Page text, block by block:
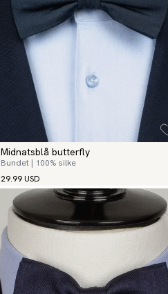
Midnatsblå butterfly
Bundet | 100% silke
29.99 USD